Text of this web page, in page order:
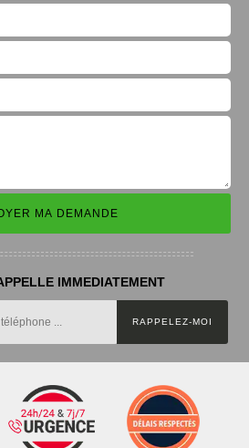
IMMEDIATEMENT